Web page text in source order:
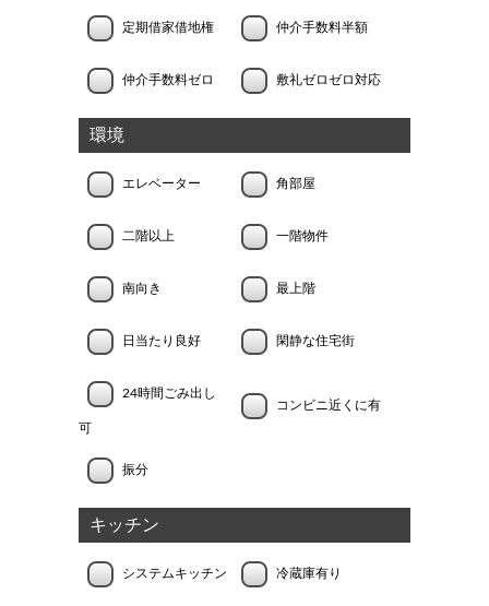
定期借家借地権 仲介手数料半額
仲介手数料ゼロ 敷礼ゼロゼロ対応
環境
エレベーター 角部屋
二階以上 一階物件
南向き 最上階
日当たり良好 閑静な住宅街
24時間ごみ出し
可
コンビニ近くに有
振分
キッチン
システムキッチン 冷蔵庫有り